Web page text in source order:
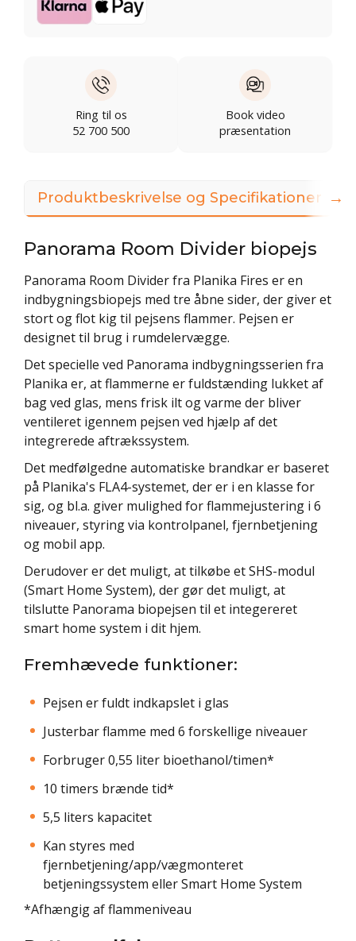
Ring til os
52 700 500
Book video
præsentation
Produktbeskrivelse og Specifikationer
Panorama Room Divider biopejs
Panorama Room Divider fra Planika Fires er en
indbygningsbiopejs med tre åbne sider, der giver et
stort og flot kig til pejsens flammer. Pejsen er
designet til brug i rumdelervægge.
Det specielle ved Panorama indbygningsserien fra
Planika er, at flammerne er fuldstænding lukket af
bag ved glas, mens frisk ilt og varme der bliver
ventileret igennem pejsen ved hjælp af det
integrerede aftrækssystem.
Det medfølgedne automatiske brandkar er baseret
på Planika's FLA4-systemet, der er i en klasse for
sig, og bl.a. giver mulighed for flammejustering i 6
niveauer, styring via kontrolpanel, fjernbetjening
og mobil app.
Derudover er det muligt, at tilkøbe et SHS-modul
(Smart Home System), der gør det muligt, at
tilslutte Panorama biopejsen til et integereret
smart home system i dit hjem.
Fremhævede funktioner:
Pejsen er fuldt indkapslet i glas
Justerbar flamme med 6 forskellige niveauer
Forbruger 0,55 liter bioethanol/timen*
10 timers brænde tid*
5,5 liters kapacitet
Kan styres med
fjernbetjening/app/vægmonteret
betjeningssystem eller Smart Home System
*Afhængig af flammeniveau
→